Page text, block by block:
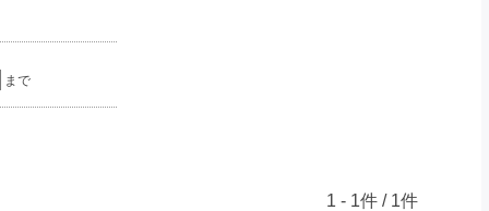
まで
1 - 1件 / 1件